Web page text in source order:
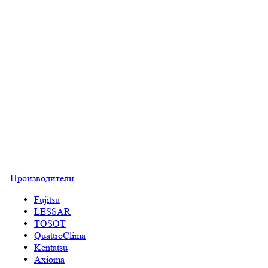
Производители
Fujitsu
LESSAR
TOSOT
QuattroClima
Kentatsu
Axioma